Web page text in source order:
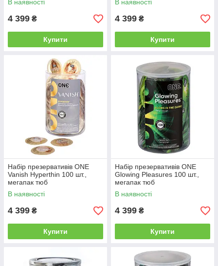
В наявності
4 399 ₴
Купити
В наявності
4 399 ₴
Купити
Набір презервативів ONE
Vanish Hyperthin 100 шт.,
мегапак тюб
В наявності
4 399 ₴
Купити
Набір презервативів ONE
Glowing Pleasures 100 шт.,
мегапак тюб
В наявності
4 399 ₴
Купити